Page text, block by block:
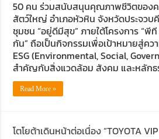
50 คน ร่วมสนับสนุนคุณภาพชีวิตของ
สัตว์ใหญ่ อำเภอหัวหิน จังหวัดประจวบ
ชุมชน “อยู่ดีมีสุข” ภายใต้โครงการ “พี
กัน” ถือเป็นกิจกรรมเพื่อเป้าหมายสู่ค
ESG (Environmental, Social,
สำคัญกับสิ่งแวดล้อม สังคม และหลักธ
Read More »
โตโยต้าเดินหน้าต่อเนื่อง “TOYOTA